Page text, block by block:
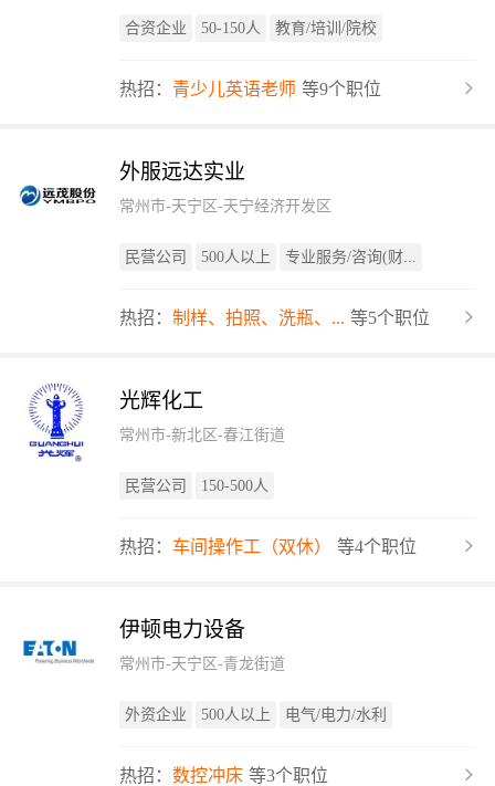
合资企业 50-150人 教育/培训/院校
热招： 青少儿英语老师 等9个职位
外服远达实业
常州市-天宁区-天宁经济开发区
民营公司 500人以上 专业服务/咨询(财...
热招： 制样、拍照、洗瓶、... 等5个职位
光辉化工
常州市-新北区-春江街道
民营公司 150-500人
热招： 车间操作工（双休） 等4个职位
伊顿电力设备
常州市-天宁区-青龙街道
外资企业 500人以上 电气/电力/水利
热招： 数控冲床 等3个职位